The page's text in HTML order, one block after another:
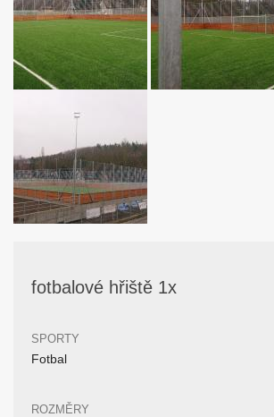
fotbalové hřiště 1x
SPORTY
Fotbal
ROZMĚRY